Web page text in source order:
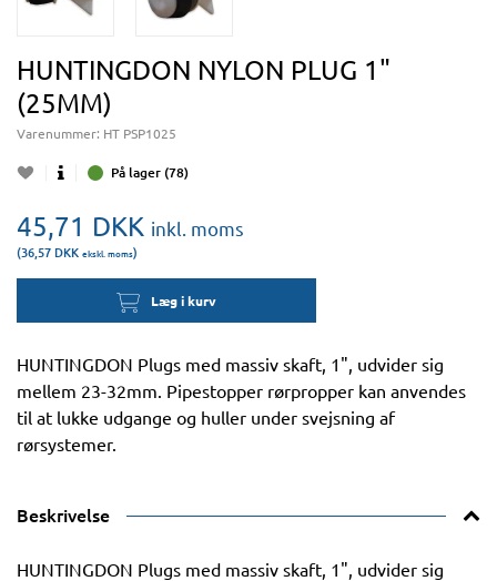
HUNTINGDON NYLON PLUG 1"
(25MM)
Varenummer: HT PSP1025
På lager (78)
45,71 DKK inkl. moms
(36,57 DKK ekskl. moms)
Læg i kurv
HUNTINGDON Plugs med massiv skaft, 1", udvider sig
mellem 23-32mm. Pipestopper rørpropper kan anvendes
til at lukke udgange og huller under svejsning af
rørsystemer.
Beskrivelse
HUNTINGDON Plugs med massiv skaft, 1", udvider sig